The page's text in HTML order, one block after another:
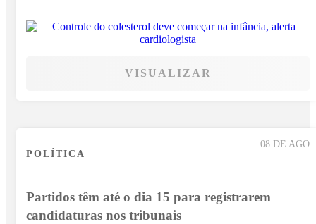
VISUALIZAR
08 DE AGO
POLÍTICA
Partidos têm até o dia 15 para registrarem
candidaturas nos tribunais